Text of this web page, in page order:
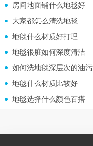
房间地面铺什么地毯好
大家都怎么清洗地毯
地毯什么材质好打理
地毯很脏如何深度清洁
如何洗地毯深层次的油污
地毯什么材质比较好
地毯选择什么颜色百搭